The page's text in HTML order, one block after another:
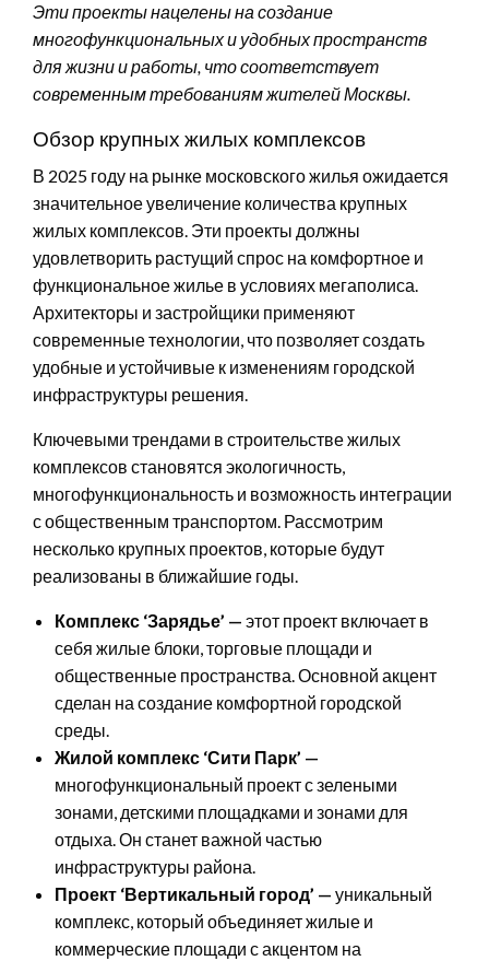
Эти проекты нацелены на создание
многофункциональных и удобных пространств
для жизни и работы, что соответствует
современным требованиям жителей Москвы.
Обзор крупных жилых комплексов
В 2025 году на рынке московского жилья ожидается
значительное увеличение количества крупных
жилых комплексов. Эти проекты должны
удовлетворить растущий спрос на комфортное и
функциональное жилье в условиях мегаполиса.
Архитекторы и застройщики применяют
современные технологии, что позволяет создать
удобные и устойчивые к изменениям городской
инфраструктуры решения.
Ключевыми трендами в строительстве жилых
комплексов становятся экологичность,
многофункциональность и возможность интеграции
с общественным транспортом. Рассмотрим
несколько крупных проектов, которые будут
реализованы в ближайшие годы.
Комплекс ‘Зарядье’ — этот проект включает в
себя жилые блоки, торговые площади и
общественные пространства. Основной акцент
сделан на создание комфортной городской
среды.
Жилой комплекс ‘Сити Парк’ —
многофункциональный проект с зелеными
зонами, детскими площадками и зонами для
отдыха. Он станет важной частью
инфраструктуры района.
Проект ‘Вертикальный город’ — уникальный
комплекс, который объединяет жилые и
коммерческие площади с акцентом на